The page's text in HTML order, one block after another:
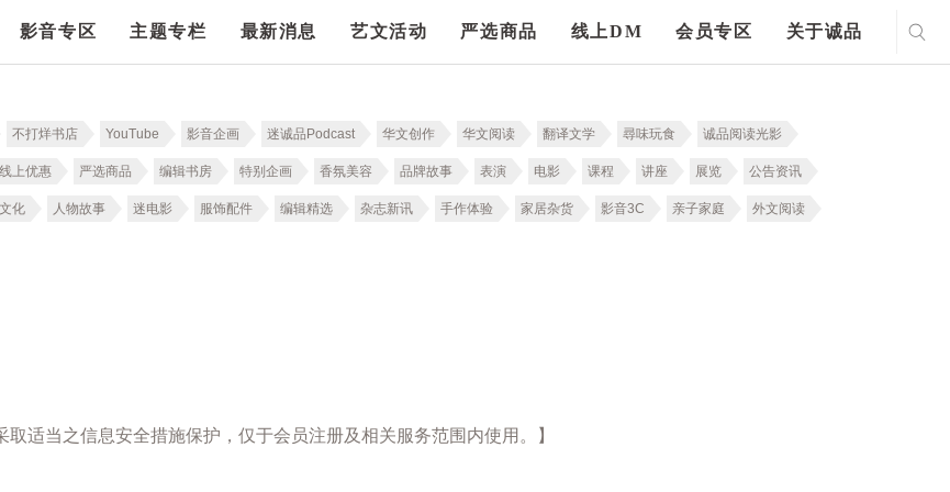
影音专区 主题专栏 最新消息 艺文活动 严选商品 线上DM 会员专区 关于诚品
不打烊书店 YouTube 影音企画 迷诚品Podcast 华文创作 华文阅读 翻译文学 尋味玩食 诚品阅读光影
上优惠 严选商品 编辑书房 特别企画 香氛美容 品牌故事 表演 电影 课程 讲座 展览 公告资讯
化 人物故事 迷电影 服饰配件 编辑精选 杂志新讯 手作体验 家居杂货 影音3C 亲子家庭 外文阅读
适当之信息安全措施保护，仅于会员注册及相关服务范围内使用。】